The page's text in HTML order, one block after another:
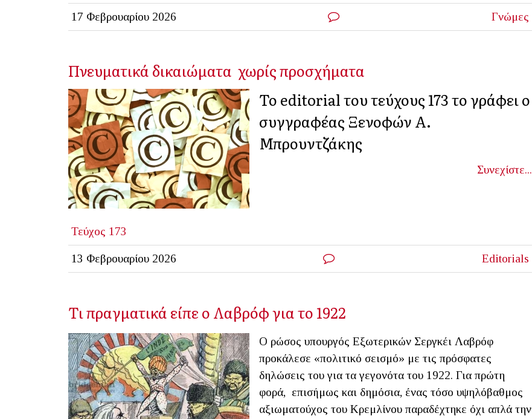
17 Φεβρουαρίου 2026 Γνώμες
Πνευματικά δικαιώματα χωρίς προσχήματα
Το editorial του τεύχους 173 το γράφει ο
συγγραφέας Ξενοφών Α.
Μπρουντζάκης
Συνεχίστε...
Τεύχος 173
13 Φεβρουαρίου 2026 Editorials
Τι πραγματικά είπε ο Λαβρόφ για το 1922
Ο ρώσος υπουργός Εξωτερικών Σεργκέι Λαβρόφ
προκάλεσε «πολιτικό σεισμό» με τις πρόσφατες
δηλώσεις του για τα γεγονότα του 1922. Για πρώτη
φορά, επισήμως και δημόσια, ένας τόσο υψηλόβαθμος
αξιωματούχος του Κρεμλίνου παραδέχτηκε όχι απλά την